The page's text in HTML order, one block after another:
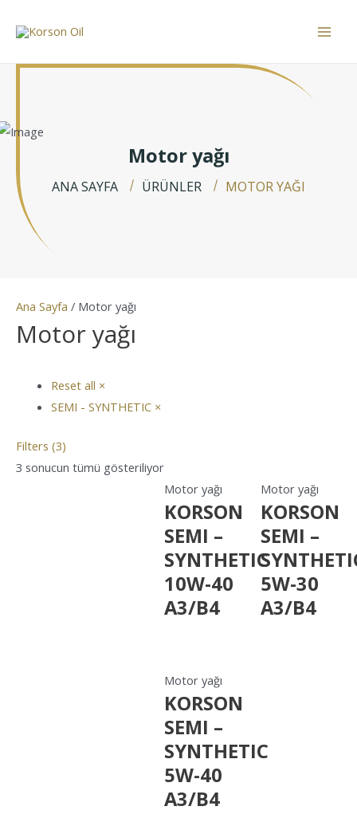
atla
Motor yağı
ANA SAYFA ÜRÜNLER MOTOR YAĞI
Ana Sayfa / Motor yağı
Motor yağı
Reset all ×
SEMI - SYNTHETIC ×
Filters (3)
3 sonucun tümü gösteriliyor
Motor yağı
KORSON
SEMI –
SYNTHETIC
10W-40
A3/B4
Motor yağı
KORSON
SEMI –
5W-30
A3/B4
Motor yağı
KORSON
SEMI –
SYNTHETIC
5W-40
A3/B4